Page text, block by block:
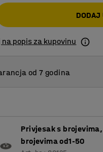
DODAJ
na popis za kupovinu
od 7 godina
Privjesak s
brojevima od1-50